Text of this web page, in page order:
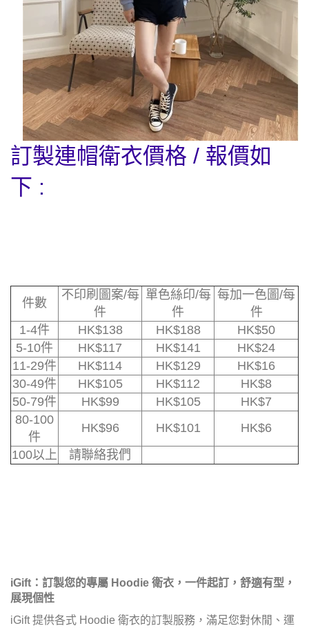
訂製連帽衛衣價格 / 報價如
下 :
件數
不印刷圖案/每
件
單色絲印/每
件
每加一色圖/每
件
1-4件
HK$138 HK$188
HK$50
5-10件
HK$117 HK$141
HK$24
11-29件
HK$114 HK$129
HK$16
30-49件
HK$105 HK$112
HK$8
50-79件
HK$99 HK$105
HK$7
80-100
件
HK$96 HK$101
HK$6
100以上
請聯絡我們
iGift ：訂製您的專屬 Hoodie 衛衣，一件起訂，舒適有型，
展現個性
iGift提供各式 Hoodie 衛衣的訂製服務，滿足您對休閒、運